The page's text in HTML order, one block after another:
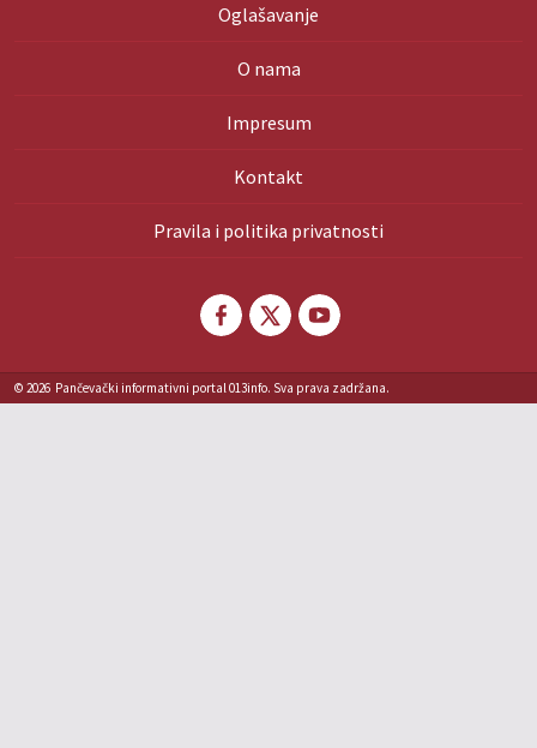
Oglašavanje
O nama
Impresum
Kontakt
Pravila i politika privatnosti
© 2026 Pančevački informativni portal 013info. Sva prava zadržana.